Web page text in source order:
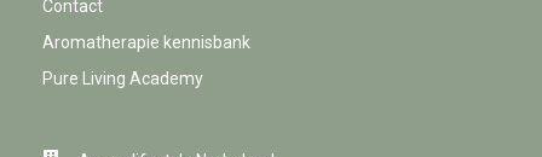
Contact
Aromatherapie kennisbank
Pure Living Academy